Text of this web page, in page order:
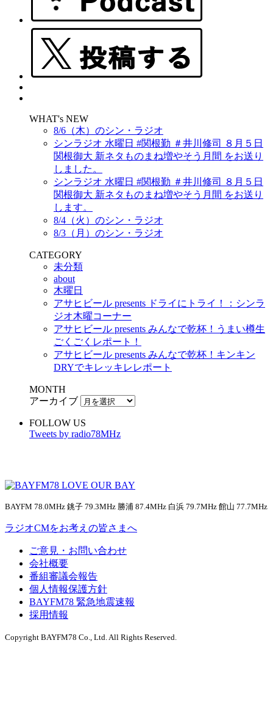
WHAT's NEW
8/6（木）のシン・ラジオ
シンラジオ 水曜日 #関根勤 ＃井川修司 ８月５日
関根御大 新ネタものまね増やそう月間 をお送り
しました。
シンラジオ 水曜日 #関根勤 ＃井川修司 ８月５日
関根御大 新ネタものまね増やそう月間 をお送り
します。
8/4（火）のシン・ラジオ
8/3（月）のシン・ラジオ
CATEGORY
未分類
about
木曜日
アサヒビール presents ドライにトライ！：シンラ
ジオ木曜コーナー
アサヒビール presents みんなで乾杯！うまい樽生
ごくごくレポート！
アサヒビール presents みんなで乾杯！キンキン
DRYでキレッキレレポート
MONTH
アーカイブ
FOLLOW US
Tweets by radio78MHz
BAYFM 78.0MHz 銚子 79.3MHz 勝浦 87.4MHz 白浜 79.7MHz 館山 77.7MHz
ラジオCMをお考えの皆さまへ
ご意見・お問い合わせ
会社概要
番組審議会報告
個人情報保護方針
BAYFM78 緊急地震速報
採用情報
Copyright BAYFM78 Co., Ltd. All Rights Reserved.